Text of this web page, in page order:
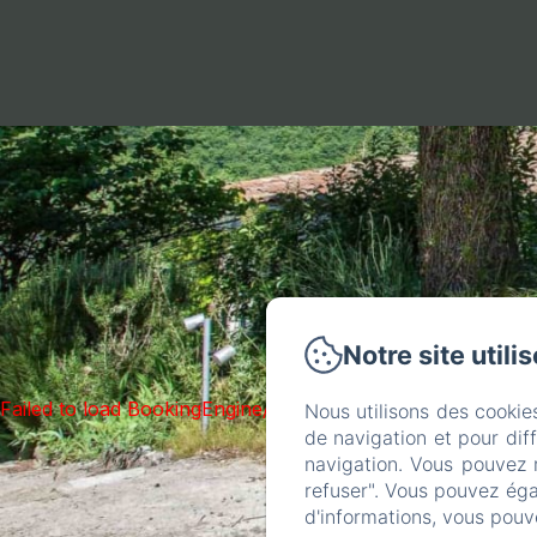
Failed to load BookingEngine/index: Loading chunk 1322
Notre site
Nous utilisons des
de navigation et pour
navigation. Vous
refuser". Vous pouvez
d'informations, vous